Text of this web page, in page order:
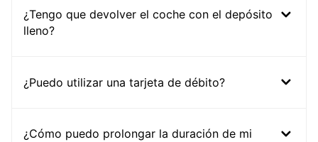
¿Tengo que devolver el coche con el depósito
lleno?
¿Puedo utilizar una tarjeta de débito?
¿Cómo puedo prolongar la duración de mi